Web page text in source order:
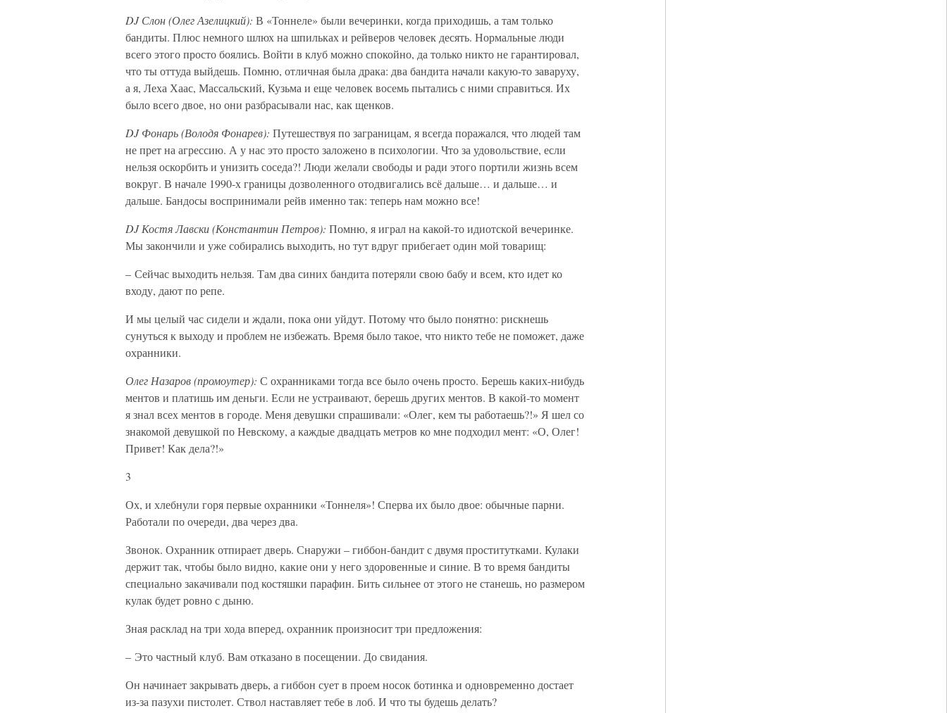
DJ Слон (Олег Азелицкий): В «Тоннеле» были вечеринки, когда приходишь, а там только
бандиты. Плюс немного шлюх на шпильках и рейверов человек десять. Нормальные люди
всего этого просто боялись. Войти в клуб можно спокойно, да только никто не гарантировал,
что ты оттуда выйдешь. Помню, отличная была драка: два бандита начали какую-то заваруху,
а я, Леха Хаас, Массальский, Кузьма и еще человек восемь пытались с ними справиться. Их
было всего двое, но они разбрасывали нас, как щенков.
DJ Фонарь (Володя Фонарев): Путешествуя по заграницам, я всегда поражался, что людей там
не прет на агрессию. А у нас это просто заложено в психологии. Что за удовольствие, если
нельзя оскорбить и унизить соседа?! Люди желали свободы и ради этого портили жизнь всем
вокруг. В начале 1990-х границы дозволенного отодвигались всё дальше… и дальше… и
дальше. Бандосы воспринимали рейв именно так: теперь нам можно все!
DJ Костя Лавски (Константин Петров): Помню, я играл на какой-то идиотской вечеринке.
Мы закончили и уже собирались выходить, но тут вдруг прибегает один мой товарищ:
– Сейчас выходить нельзя. Там два синих бандита потеряли свою бабу и всем, кто идет ко
входу, дают по репе.
И мы целый час сидели и ждали, пока они уйдут. Потому что было понятно: рискнешь
сунуться к выходу и проблем не избежать. Время было такое, что никто тебе не поможет, даже
охранники.
Олег Назаров (промоутер): С охранниками тогда все было очень просто. Берешь каких-нибудь
ментов и платишь им деньги. Если не устраивают, берешь других ментов. В какой-то момент
я знал всех ментов в городе. Меня девушки спрашивали: «Олег, кем ты работаешь?!» Я шел со
знакомой девушкой по Невскому, а каждые двадцать метров ко мне подходил мент: «О, Олег!
Привет! Как дела?!»
3
Ох, и хлебнули горя первые охранники «Тоннеля»! Сперва их было двое: обычные парни.
Работали по очереди, два через два.
Звонок. Охранник отпирает дверь. Снаружи – гиббон-бандит с двумя проститутками. Кулаки
держит так, чтобы было видно, какие они у него здоровенные и синие. В то время бандиты
специально закачивали под костяшки парафин. Бить сильнее от этого не станешь, но размером
кулак будет ровно с дыню.
Зная расклад на три хода вперед, охранник произносит три предложения:
– Это частный клуб. Вам отказано в посещении. До свидания.
Он начинает закрывать дверь, а гиббон сует в проем носок ботинка и одновременно достает
из-за пазухи пистолет. Ствол наставляет тебе в лоб. И что ты будешь делать?